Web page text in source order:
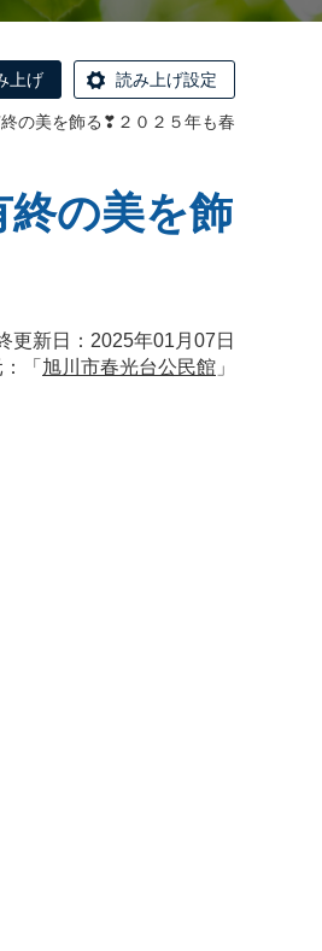
上げ 読み上げ設定
の美を飾る❣２０２５年も春
終の美を飾
新日：2025年01月07日
「 旭川市春光台公民館 」